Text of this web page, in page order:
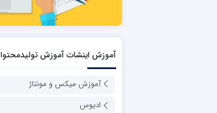
آموزش اینشات آموزش تولیدمحتوا
آموزش میکس و مونتاژ
ادیوس